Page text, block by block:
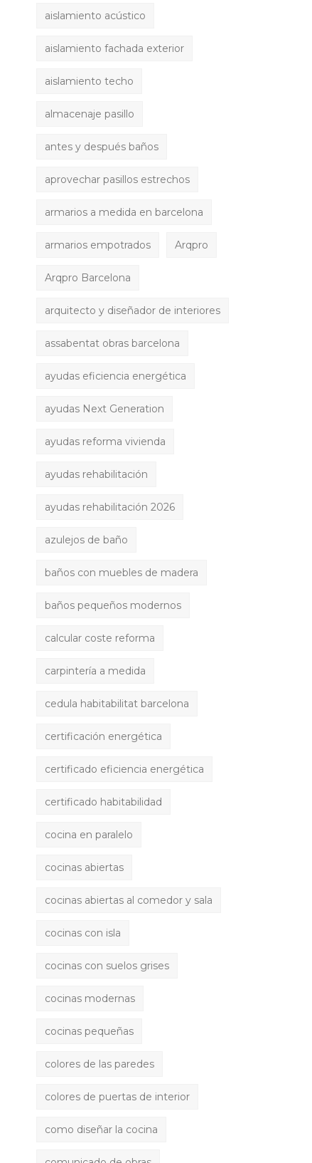
aislamiento acústico
aislamiento fachada exterior
aislamiento techo
almacenaje pasillo
antes y después baños
aprovechar pasillos estrechos
armarios a medida en barcelona
armarios empotrados Arqpro
Arqpro Barcelona
arquitecto y diseñador de interiores
assabentat obras barcelona
ayudas eficiencia energética
ayudas Next Generation
ayudas reforma vivienda
ayudas rehabilitación
ayudas rehabilitación 2026
azulejos de baño
baños con muebles de madera
baños pequeños modernos
calcular coste reforma
carpintería a medida
cedula habitabilitat barcelona
certificación energética
certificado eficiencia energética
certificado habitabilidad
cocina en paralelo
cocinas abiertas
cocinas abiertas al comedor y sala
cocinas con isla
cocinas con suelos grises
cocinas modernas
cocinas pequeñas
colores de las paredes
colores de puertas de interior
como diseñar la cocina